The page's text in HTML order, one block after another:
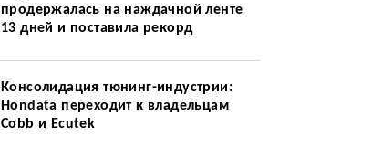
продержалась на наждачной ленте
13 дней и поставила рекорд
Консолидация тюнинг-индустрии:
Hondata переходит к владельцам
Cobb и Ecutek